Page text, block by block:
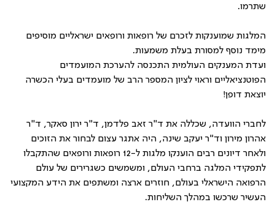
שתרמו.
המלגות שמוענקות לזכרם של רופאות ורופאים ישראליים מוסיפים
מימד נוסף למסורת בעלת משמעות.
ועדת המענקים העולמית התכנסה להערכת המועמדים
הפוטנציאליים וראוי לציון המספר הרב של מועמדים בעלי הכשרה
יוצאת דופן!
לחברי הוועדה, שכללה את ד"ר זאב פלדמן, ד"ר ירון סאקר, ד"ר
אהרון מירון וד"ר יעקב שינה, היה אתגר עצום לבחור את הזוכים
ולאחר דיונים רבים הוענקו מלגות ל-12 רופאות ורופאים שהתקבלו
לתפקידי המלגה ברחבי העולם, ומשמשים כשגרירים של עולם
הרפואה הישראלי בעולם, חוזרים ארצה ומשתפים את הידע המקצועי
העשיר שרכשו במהלך השליחות.